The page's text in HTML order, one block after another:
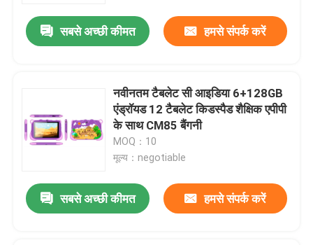
हमारे बारे में
हमसे संपर्क करें
समाचार
सबसे अच्छी कीमत हमसे संपर्क करें
नवीनतम टैबलेट सी आइडिया 6+128GB
एंड्रॉयड 12 टैबलेट किडस्पैड शैक्षिक एपीपी
के साथ CM85 बैंगनी
MOQ：10
मूल्य：negotiable
सबसे अच्छी कीमत हमसे संपर्क करें